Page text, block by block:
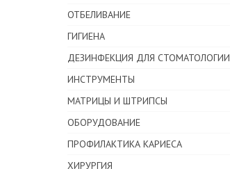
ОТБЕЛИВАНИЕ
ГИГИЕНА
ДЕЗИНФЕКЦИЯ ДЛЯ СТОМАТОЛОГИИ
ИНСТРУМЕНТЫ
МАТРИЦЫ И ШТРИПСЫ
ОБОРУДОВАНИЕ
ПРОФИЛАКТИКА КАРИЕСА
ХИРУРГИЯ